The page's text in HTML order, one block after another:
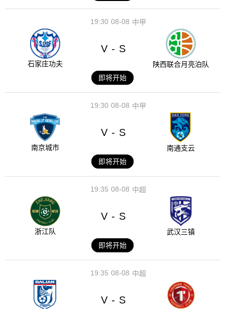
08-08
19:30 中甲
石家庄功夫
V - S
陕西联合月亮泊队
即将开始
08-08
19:30 中甲
南京城市
V - S
南通支云
即将开始
08-08
19:35 中超
浙江队
V - S
武汉三镇
即将开始
08-08
19:35 中超
V - S